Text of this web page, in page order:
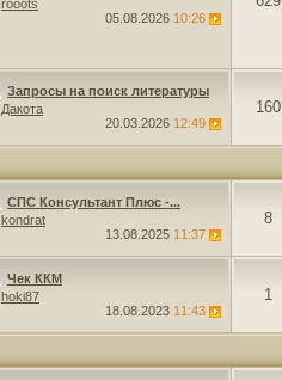
rooots
05.08.2026 10:26
Запросы на поиск литературы
Дакота
20.03.2026 12:49
160
СПС Консультант Плюс -...
kondrat
13.08.2025 11:37
8
Чек ККМ
hoki87
18.08.2023 11:43
1